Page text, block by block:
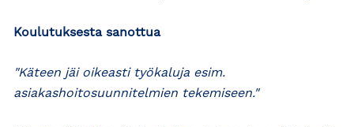
Koulutuksesta sanottua
"Käteen jäi oikeasti työkaluja esim.
asiakashoitosuunnitelmien tekemiseen."